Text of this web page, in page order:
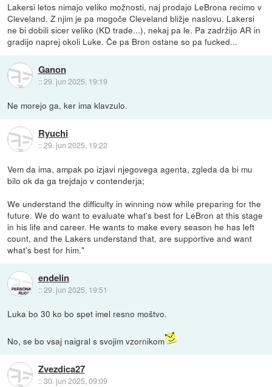
Lakersi letos nimajo veliko možnosti, naj prodajo LeBrona recimo v
Cleveland. Z njim je pa mogoče Cleveland bližje naslovu. Lakersi
ne bi dobili sicer veliko (KD trade...), nekaj pa le. Pa zadržijo AR in
gradijo naprej okoli Luke. Če pa Bron ostane so pa fucked...
Ganon
::29. jun 2025, 19:19
Ne morejo ga, ker ima klavzulo.
Ryuchi
::29. jun 2025, 19:22
Vem da ima, ampak po izjavi njegovega agenta, zgleda da bi mu
bilo ok da ga trejdajo v contenderja;
We understand the difficulty in winning now while preparing for the
future. We do want to evaluate what's best for LeBron at this stage
in his life and career. He wants to make every season he has left
count, and the Lakers understand that, are supportive and want
what's best for him."
endelin
::29. jun 2025, 19:51
Luka bo 30 ko bo spet imel resno moštvo.
No, se bo vsaj naigral s svojim vzornikom
Zvezdica27
::30. jun 2025, 09:09